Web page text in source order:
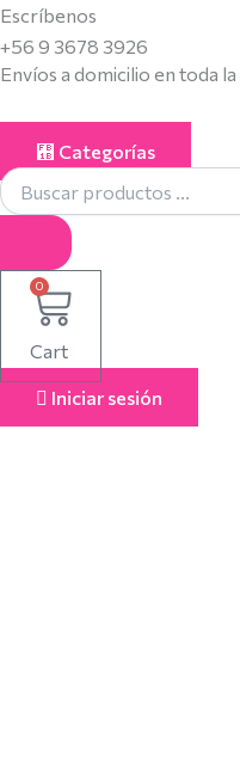
Ir
al
contenido
Escríbenos
+56 9 3678 3926
Envíos a domicilio en toda la
Categorías
Búsqueda
productos
0
Cart
Iniciar sesión
Búsqueda
productos
Ramo
Rosas
Preservadas
Ramo
Rosas
Preservadas
Búsqueda
productos